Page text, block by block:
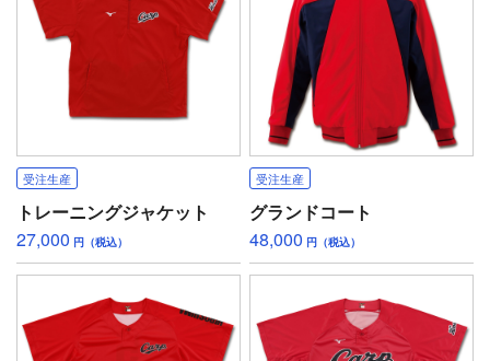
受注生産
トレーニングジャケット
27,000 円（税込）
受注生産
グランドコート
48,000 円（税込）